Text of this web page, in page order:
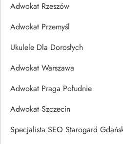
Adwokat Rzeszów
Adwokat Przemyśl
Ukulele Dla Dorosłych
Adwokat Warszawa
Adwokat Praga Południe
Adwokat Szczecin
Specjalista SEO Starogard